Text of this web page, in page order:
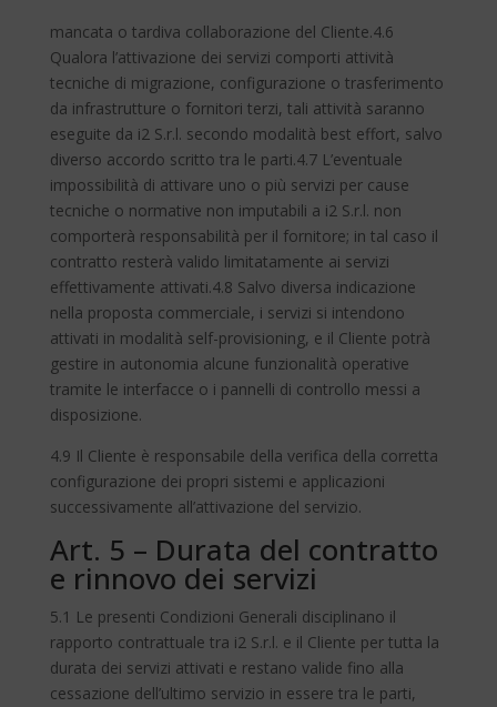
mancata o tardiva collaborazione del Cliente.4.6
Qualora l’attivazione dei servizi comporti attività
tecniche di migrazione, configurazione o trasferimento
da infrastrutture o fornitori terzi, tali attività saranno
eseguite da i2 S.r.l. secondo modalità best effort, salvo
diverso accordo scritto tra le parti.4.7 L’eventuale
impossibilità di attivare uno o più servizi per cause
tecniche o normative non imputabili a i2 S.r.l. non
comporterà responsabilità per il fornitore; in tal caso il
contratto resterà valido limitatamente ai servizi
effettivamente attivati.4.8 Salvo diversa indicazione
nella proposta commerciale, i servizi si intendono
attivati in modalità self-provisioning, e il Cliente potrà
gestire in autonomia alcune funzionalità operative
tramite le interfacce o i pannelli di controllo messi a
disposizione.
4.9 Il Cliente è responsabile della verifica della corretta
configurazione dei propri sistemi e applicazioni
successivamente all’attivazione del servizio.
Art. 5 – Durata del contratto
e rinnovo dei servizi
5.1 Le presenti Condizioni Generali disciplinano il
rapporto contrattuale tra i2 S.r.l. e il Cliente per tutta la
durata dei servizi attivati e restano valide fino alla
cessazione dell’ultimo servizio in essere tra le parti,